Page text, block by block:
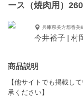
ース（焼肉用）
兵庫県美方郡香美
今井裕子 | 村
商品説明
【他サイトでも掲載し
承ください】